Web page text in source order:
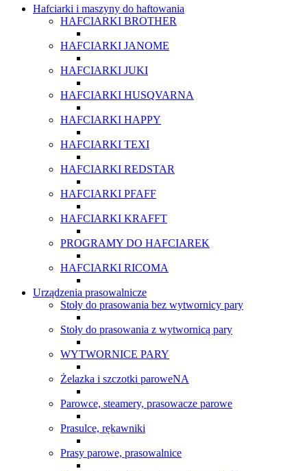
Hafciarki i maszyny do haftowania
HAFCIARKI BROTHER
HAFCIARKI JANOME
HAFCIARKI JUKI
HAFCIARKI HUSQVARNA
HAFCIARKI HAPPY
HAFCIARKI TEXI
HAFCIARKI REDSTAR
HAFCIARKI PFAFF
HAFCIARKI KRAFFT
PROGRAMY DO HAFCIAREK
HAFCIARKI RICOMA
Urządzenia prasowalnicze
Stoły do prasowania bez wytwornicy pary
Stoły do prasowania z wytwornicą pary
WYTWORNICE PARY
Żelazka i szczotki paroweNA
Parowce, steamery, prasowacze parowe
Prasulce, rękawniki
Prasy parowe, prasowalnice